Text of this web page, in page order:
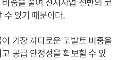
수 있기 때문이다.
가장 까다로운 코발트 비중을
공급 안정성을 확보할 수 있